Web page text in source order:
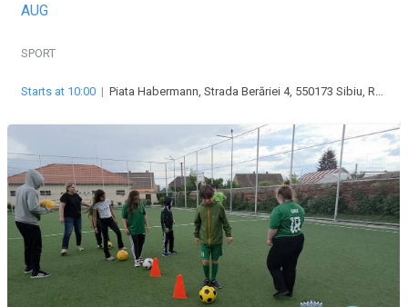
AUG
SPORT
Starts at 10:00 | Piata Habermann, Strada Berăriei 4, 550173 Sibiu, Romania